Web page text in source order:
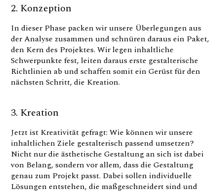
2. Konzeption
In dieser Phase packen wir unsere Überlegungen aus
der Analyse zusammen und schnüren daraus ein Paket,
den Kern des Projektes. Wir legen inhaltliche
Schwerpunkte fest, leiten daraus erste gestalterische
Richtlinien ab und schaffen somit ein Gerüst für den
nächsten Schritt, die Kreation.
3. Kreation
Jetzt ist Kreativität gefragt: Wie können wir unsere
inhaltlichen Ziele gestalterisch passend umsetzen?
Nicht nur die ästhetische Gestaltung an sich ist dabei
von Belang, sondern vor allem, dass die Gestaltung
genau zum Projekt passt. Dabei sollen individuelle
Lösungen entstehen, die maßgeschneidert sind und